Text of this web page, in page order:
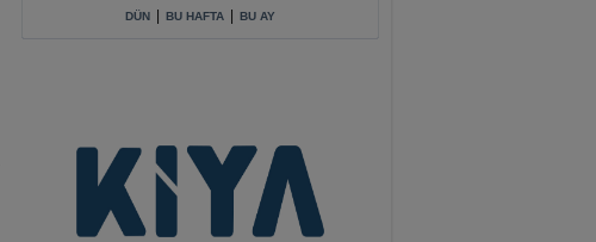
DÜN BU HAFTA BU AY